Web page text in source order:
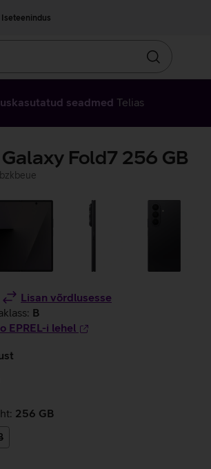
Iseteenindus
Otsin
seadmed Telias
Fold7 256 GB
Lisan võrdlusesse
B
EPREL-i lehel
256 GB